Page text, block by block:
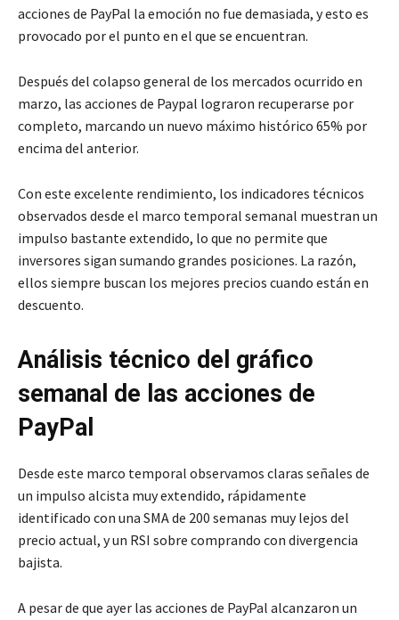
acciones de PayPal la emoción no fue demasiada, y esto es
provocado por el punto en el que se encuentran.
Después del colapso general de los mercados ocurrido en
marzo, las acciones de Paypal lograron recuperarse por
completo, marcando un nuevo máximo histórico 65% por
encima del anterior.
Con este excelente rendimiento, los indicadores técnicos
observados desde el marco temporal semanal muestran un
impulso bastante extendido, lo que no permite que
inversores sigan sumando grandes posiciones. La razón,
ellos siempre buscan los mejores precios cuando están en
descuento.
Análisis técnico del gráfico
semanal de las acciones de
PayPal
Desde este marco temporal observamos claras señales de
un impulso alcista muy extendido, rápidamente
identificado con una SMA de 200 semanas muy lejos del
precio actual, y un RSI sobre comprando con divergencia
bajista.
A pesar de que ayer las acciones de PayPal alcanzaron un